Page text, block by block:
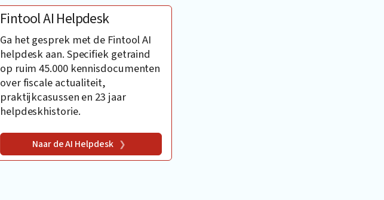
Fintool AI Helpdesk
Ga het gesprek met de Fintool AI
helpdesk aan. Specifiek getraind
op ruim 45.000 kennisdocumenten
over fiscale actualiteit,
praktijkcasussen en 23 jaar
helpdeskhistorie.
Naar de AI Helpdesk